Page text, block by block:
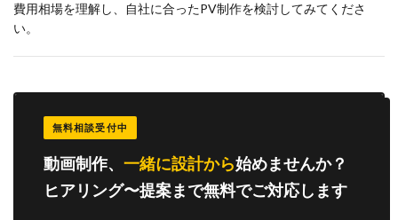
費用相場を理解し、自社に合ったPV制作を検討してみてくださ
い。
無料相談受付中
動画制作、 一緒に設計から始めませんか？
ヒアリング〜提案まで無料でご対応します